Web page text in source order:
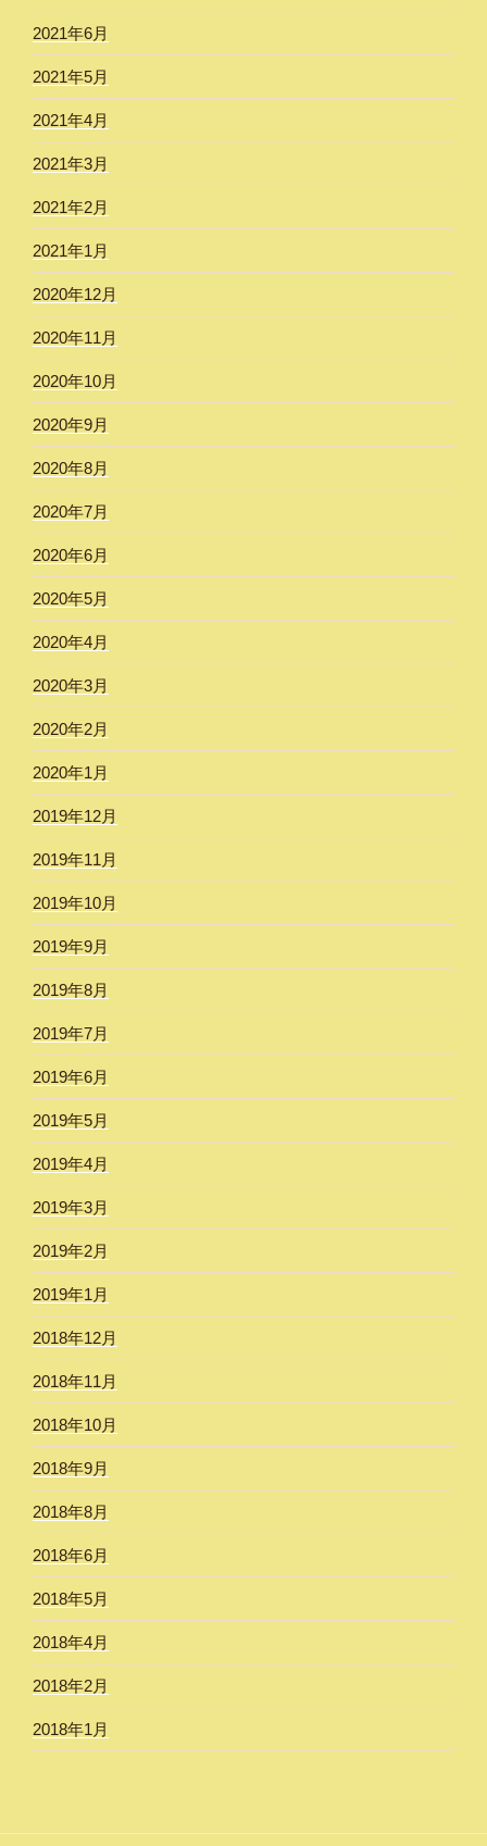
2021年6月
2021年5月
2021年4月
2021年3月
2021年2月
2021年1月
2020年12月
2020年11月
2020年10月
2020年9月
2020年8月
2020年7月
2020年6月
2020年5月
2020年4月
2020年3月
2020年2月
2020年1月
2019年12月
2019年11月
2019年10月
2019年9月
2019年8月
2019年7月
2019年6月
2019年5月
2019年4月
2019年3月
2019年2月
2019年1月
2018年12月
2018年11月
2018年10月
2018年9月
2018年8月
2018年6月
2018年5月
2018年4月
2018年2月
2018年1月